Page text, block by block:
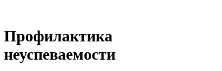
Профилактика
неуспеваемости